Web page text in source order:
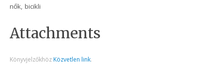
nők, bicikli
Attachments
Könyvjelzőkhöz Közvetlen link.